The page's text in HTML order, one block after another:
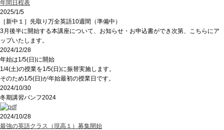
年間日程表
2025/1/5
［新中１］先取り万全英語10週間（準備中）
3月後半に開始する本講座について、お知らせ・お申込書ができ次第、こちらにア
ップいたします。
2024/12/28
年始は1/5(日)に開始
1/4(土)の授業を1/5(日)に振替実施します。
そのため1/5(日)が年始最初の授業日です。
2024/10/30
冬期講習パンフ2024
2024/10/28
最強の英語クラス（現高１）募集開始